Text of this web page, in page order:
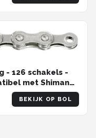
- 126 schakels -
met Shimano
BEKIJK OP BOL